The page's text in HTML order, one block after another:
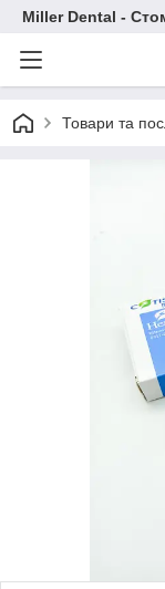
Miller Dental -
Товари та